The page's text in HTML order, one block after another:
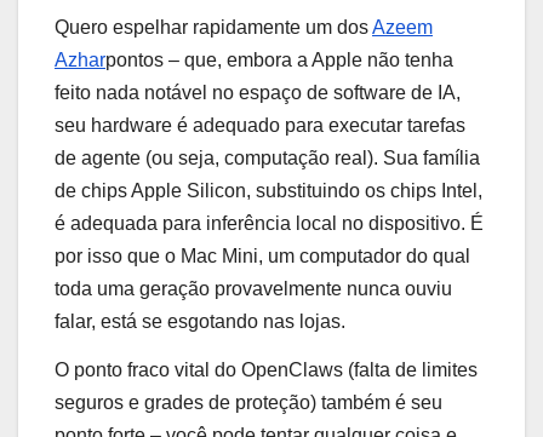
Quero espelhar rapidamente um dosAzeem
Azharpontos – que, embora a Apple não tenha
feito nada notável no espaço de software de IA,
seu hardware é adequado para executar tarefas
de agente (ou seja, computação real). Sua família
de chips Apple Silicon, substituindo os chips Intel,
é adequada para inferência local no dispositivo. É
por isso que o Mac Mini, um computador do qual
toda uma geração provavelmente nunca ouviu
falar, está se esgotando nas lojas.
O ponto fraco vital do OpenClaws (falta de limites
seguros e grades de proteção) também é seu